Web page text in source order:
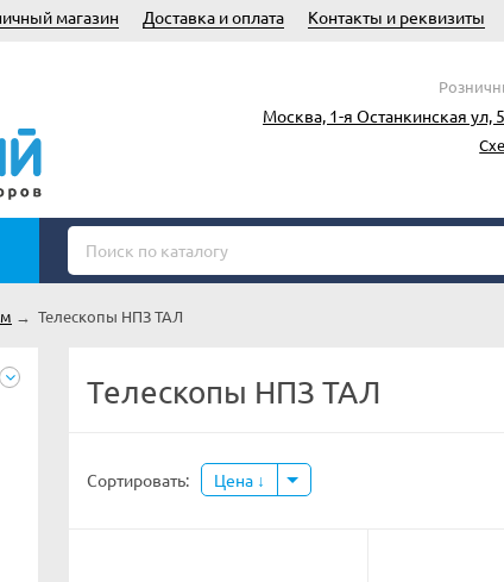
магазин Доставка и оплата Контакты и реквизиты
Москва, 1-я Останкинская
→ Телескопы НПЗ ТАЛ
Телескопы НПЗ ТАЛ
Сортировать: Цена